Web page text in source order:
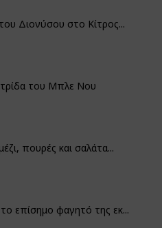
Διονύσου στο Κίτρος...
του Μπλε Νου
πουρές και σαλάτα...
επίσημο φαγητό της εκ...